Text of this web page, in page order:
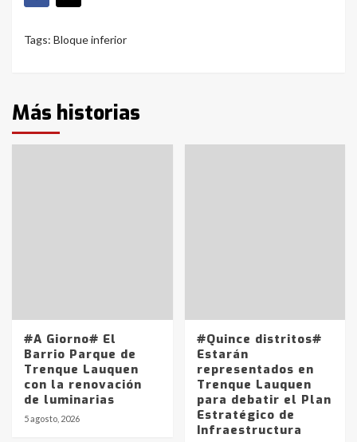
Tags: Bloque inferior
Más historias
#A Giorno# El
Barrio Parque de
Trenque Lauquen
con la renovación
de luminarias
5 agosto, 2026
#Quince distritos#
Estarán
representados en
Trenque Lauquen
para debatir el Plan
Estratégico de
Infraestructura